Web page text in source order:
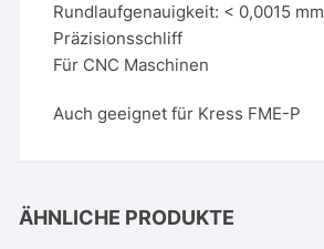
Rundlaufgenauigkeit: < 0,0015 mm
Präzisionsschliff
Für CNC Maschinen
Auch geeignet für Kress FME-P
ÄHNLICHE PRODUKTE